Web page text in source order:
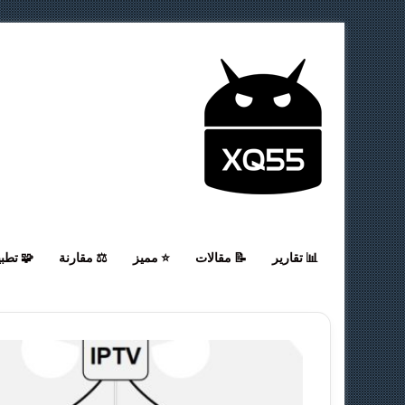
📊 تقارير 📝 مقالات ⭐ مميز ⚖️ مقارنة 🧩